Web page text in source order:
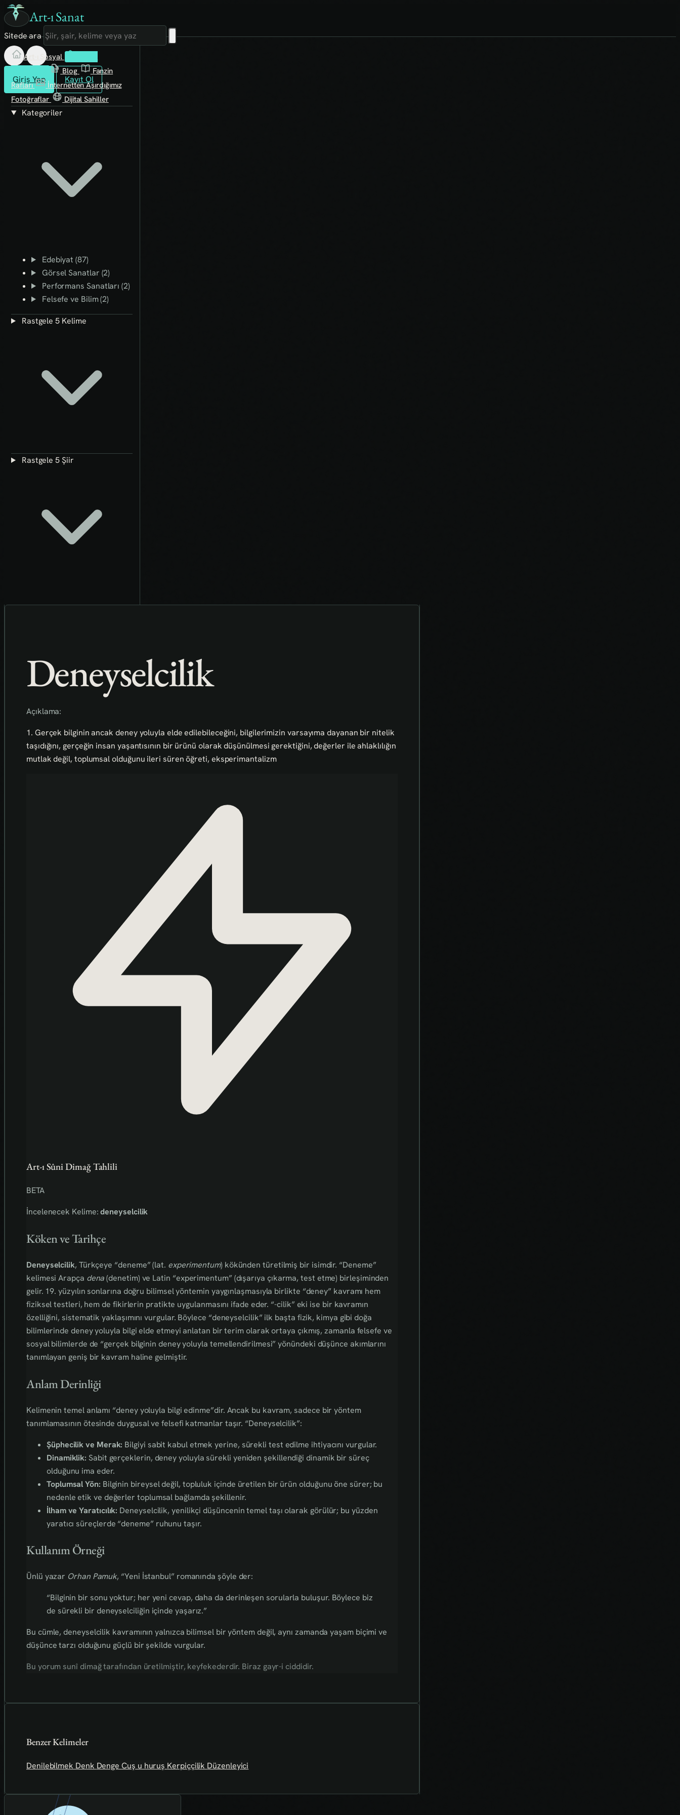
Art-ı Sanat
Sitede ara
Giriş Yap Kayıt Ol
Art-ı Sosyal
Blog
Fanzin
Rafları
İnternetten Aşırdığımız
Fotoğraflar
Dijital Sahiller
Kategoriler
Edebiyat (87)
Görsel Sanatlar (2)
Performans Sanatları (2)
Felsefe ve Bilim (2)
Rastgele 5 Kelime
Rastgele 5 Şiir
Deneyselcilik
Açıklama:
1. Gerçek bilginin ancak deney yoluyla elde edilebileceğini, bilgilerimizin varsayıma dayanan bir nitelik
taşıdığını, gerçeğin insan yaşantısının bir ürünü olarak düşünülmesi gerektiğini, değerler ile ahlaklılığın
mutlak değil, toplumsal olduğunu ileri süren öğreti, eksperimantalizm
Art-ı Sûni Dimağ Tahlili
BETA
İncelenecek Kelime:deneyselcilik
Köken ve Tarihçe
Deneyselcilik, Türkçeye “deneme” (lat. experimentum) kökünden türetilmiş bir isimdir. “Deneme”
kelimesi Arapça dena(denetim) ve Latin “experimentum” (dışarıya çıkarma, test etme) birleşiminden
gelir. 19. yüzyılın sonlarına doğru bilimsel yöntemin yaygınlaşmasıyla birlikte “deney” kavramı hem
fiziksel testleri, hem de fikirlerin pratikte uygulanmasını ifade eder. “-cilik” eki ise bir kavramın
özelliğini, sistematik yaklaşımını vurgular. Böylece “deneyselcilik” ilk başta fizik, kimya gibi doğa
bilimlerinde deney yoluyla bilgi elde etmeyi anlatan bir terim olarak ortaya çıkmış, zamanla felsefe ve
sosyal bilimlerde de “gerçek bilginin deney yoluyla temellendirilmesi” yönündeki düşünce akımlarını
tanımlayan geniş bir kavram haline gelmiştir.
Anlam Derinliği
Kelimenin temel anlamı “deney yoluyla bilgi edinme”dir. Ancak bu kavram, sadece bir yöntem
tanımlamasının ötesinde duygusal ve felsefi katmanlar taşır. “Deneyselcilik”:
Şüphecilik ve Merak: Bilgiyi sabit kabul etmek yerine, sürekli test edilme ihtiyacını vurgular.
Dinamiklik: Sabit gerçeklerin, deney yoluyla sürekli yeniden şekillendiği dinamik bir süreç
olduğunu ima eder.
Toplumsal Yön: Bilginin bireysel değil, topluluk içinde üretilen bir ürün olduğunu öne sürer; bu
nedenle etik ve değerler toplumsal bağlamda şekillenir.
İlham ve Yaratıcılık: Deneyselcilik, yenilikçi düşüncenin temel taşı olarak görülür; bu yüzden
yaratıcı süreçlerde “deneme” ruhunu taşır.
Kullanım Örneği
Ünlü yazar Orhan Pamuk, “Yeni İstanbul” romanında şöyle der:
“Bilginin bir sonu yoktur; her yeni cevap, daha da derinleşen sorularla buluşur. Böylece biz
de sürekli bir deneyselciliğin içinde yaşarız.”
Bu cümle, deneyselcilik kavramının yalnızca bilimsel bir yöntem değil, aynı zamanda yaşam biçimi ve
düşünce tarzı olduğunu güçlü bir şekilde vurgular.
Bu yorum sunî dimağ tarafından üretilmiştir, keyfekederdir. Biraz gayr-i ciddidir.
Benzer Kelimeler
Denilebilmek Denk DengeCuş u huruş Kerpiççilik Düzenleyici